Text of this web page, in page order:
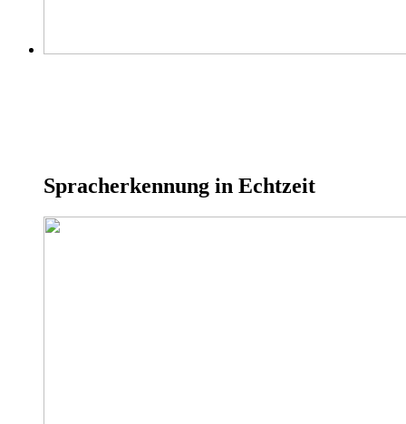
Spracherkennung in Echtzeit